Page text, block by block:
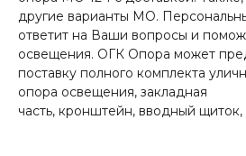
другие варианты МО.
ответит на Ваши вопросы и
освещения. ОГК Опора может
поставку полного комплекта
опора освещения, закладная
часть, кронштейн, вводный